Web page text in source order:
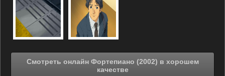
Смотреть онлайн Фортепиано (2002) в хорошем
качестве